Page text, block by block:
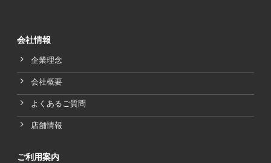
会社情報
企業理念
会社概要
よくあるご質問
店舗情報
ご利用案内